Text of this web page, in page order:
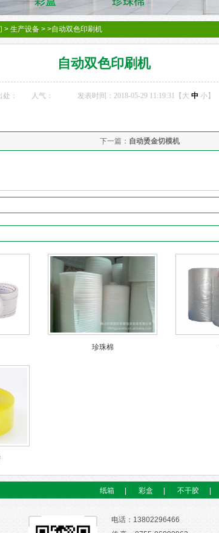
> 生产设备 > >自动双色印刷机
自动双色印刷机
处： 人气： 发表时间：2018-05-29 11:19:31【 大 中 小】
下一篇： 自动烫金切模机
珍珠棉
纸箱 彩盒 不干胶
电话：13802296466